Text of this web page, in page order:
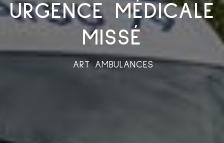
URGENCE MÉDICALE
MISSÉ
ART AMBULANCES